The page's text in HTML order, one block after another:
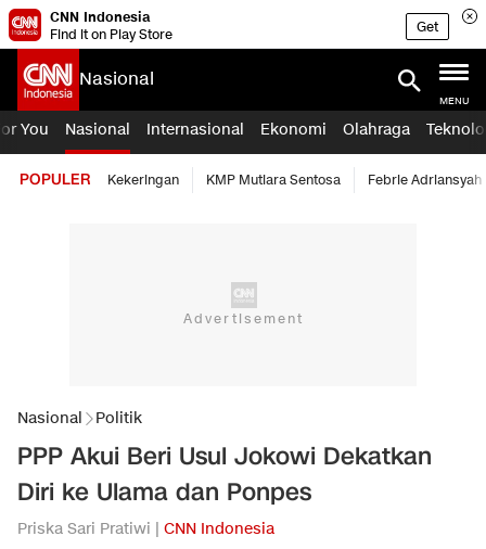
CNN Indonesia
Find it on Play Store
Get
Nasional
MENU
You Nasional Internasional Ekonomi Olahraga
POPULER Kekeringan KMP Mutiara Sentosa Febrie Adriansyah
Nasional Politik
PPP Akui Beri Usul Jokowi Dekatkan
Diri ke Ulama dan Ponpes
Priska Sari Pratiwi | CNN Indonesia